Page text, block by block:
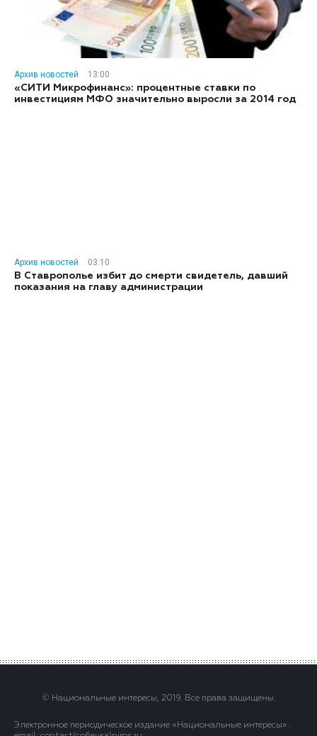
Архив новостей
13:00
«СИТИ Микрофинанс»: процентные ставки по
инвестициям МФО значительно выросли за 2014 год
Архив новостей
03:10
В Ставрополье избит до смерти свидетель, давший
показания на главу администрации
© Национальные интересы, 2019. Все права защищены.
Электронное периодическое издание «Национальные интересы» .